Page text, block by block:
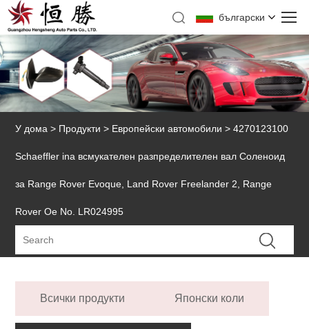
български
У дома > Продукти > Европейски автомобили > 4270123100
Schaeffler ina всмукателен разпределителен вал Соленоид
за Range Rover Evoque, Land Rover Freelander 2, Range
Rover Oe No. LR024995
Всички продукти Японски коли